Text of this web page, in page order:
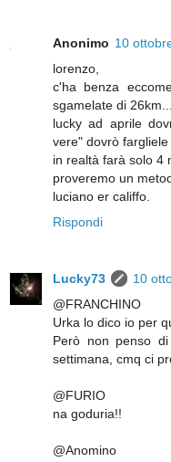
Anonimo 10
lorenzo,
c'ha benza
sgamelate di 26km...
lucky ad aprile
vere" dovrò fargliele
in realtà farà solo 4
proveremo un
luciano er califfo.
Rispondi
Lucky73
10
@FRANCHINO
Urka lo dico io per
Però non penso
settimana, cmq ci
@FURIO
na goduria!!
@Anomino